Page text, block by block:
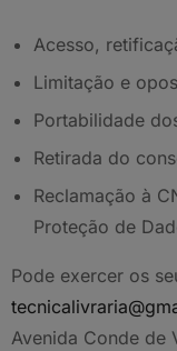
Acesso,
Limitação e
Portabilidade
Retirada do
Reclamação à
Proteção de
Pode exercer os
Avenida Conde de